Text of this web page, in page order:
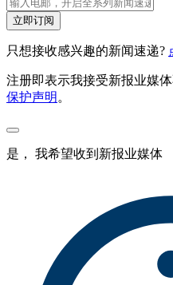
立即订阅
只想接收感兴趣的新闻速递?
注册即表示我接受新报业媒
保护声明 。
是， 我希望收到新报业媒体